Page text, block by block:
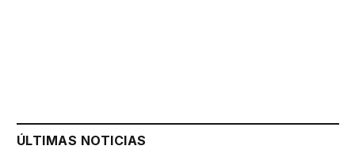
ÚLTIMAS NOTICIAS